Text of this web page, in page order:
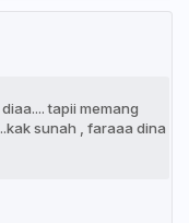
tapii memang
sunah , faraaa dina